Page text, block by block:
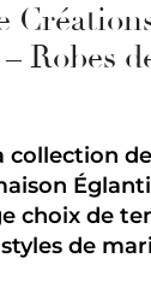
– Robes
collection
choix de
styles de